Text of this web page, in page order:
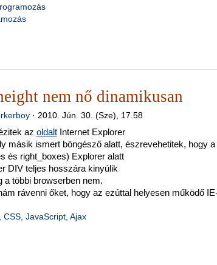
nem nő dinamikusan
·2010. Jún. 30. (Sze), 17.58
az oldaltInternet Explorer
másik ismert böngésző alatt, észrevehetitek, hogy
és right_boxes) Explorer alatt
DIV teljes hosszára kinyúlik
a többi browserben nem.
rávenni őket, hogy az ezúttal helyesen működő
CSS, JavaScript, Ajax